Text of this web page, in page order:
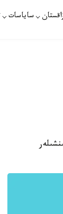
ساياسات